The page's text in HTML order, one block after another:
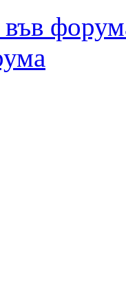
във